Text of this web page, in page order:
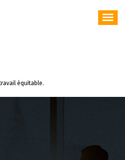
équitable.